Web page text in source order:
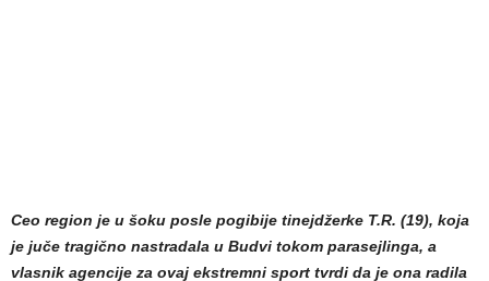
Ceo region je u šoku posle pogibije tinejdžerke T.R. (19), koja
je juče tragično nastradala u Budvi tokom parasejlinga, a
vlasnik agencije za ovaj ekstremni sport tvrdi da je ona radila